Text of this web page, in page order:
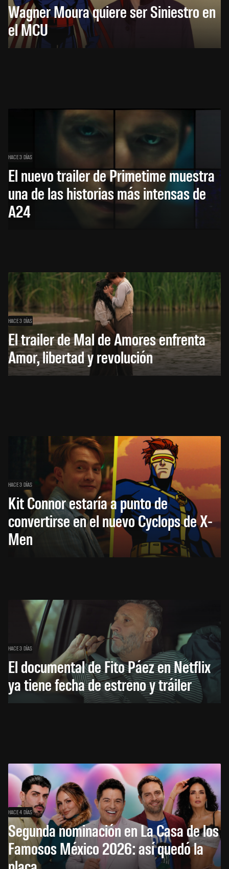
Wagner Moura quiere ser Siniestro en
el MCU
HACE 3 DÍAS
El nuevo trailer de Primetime muestra
una de las historias más intensas de
A24
HACE 3 DÍAS
El trailer de Mal de Amores enfrenta
Amor, libertad y revolución
HACE 3 DÍAS
Kit Connor estaría a punto de
convertirse en el nuevo Cyclops de X-
Men
HACE 3 DÍAS
El documental de Fito Páez en Netflix
ya tiene fecha de estreno y tráiler
HACE 4 DÍAS
Segunda nominación en La Casa de los
Famosos México 2026: así quedó la